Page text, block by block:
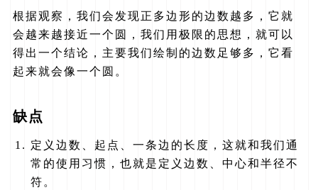
根据观察，我们会发现正多边形的边数越多，它就
会越来越接近一个圆，我们用极限的思想，就可以
得出一个结论，主要我们绘制的边数足够多，它看
起来就会像一个圆。
缺点
定义边数、起点、一条边的长度，这就和我们通
常的使用习惯，也就是定义边数、中心和半径不
符。